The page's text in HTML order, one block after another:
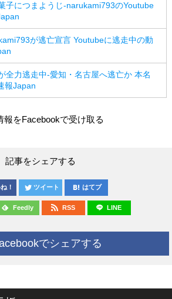
子につまようじ-narukami793のYoutube
が逃亡宣言 Youtubeに逃走中の動
全力逃走中-愛知・名古屋へ逃亡か 本名
報Japan
報をFacebookで受け取る
記事をシェアする
！ ツイート はてブ
Feedly RSS LINE
でシェアする